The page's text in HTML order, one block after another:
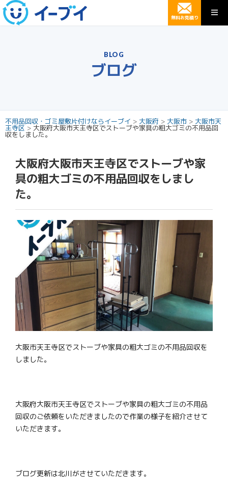
無料お見積り
BLOG
ブログ
不用品回収・ゴミ屋敷片付けならイーブイ > 大阪府 > 大阪市 > 大阪市天
王寺区 > 大阪府大阪市天王寺区でストーブや家具の粗大ゴミの不用品回
収をしました。
大阪府大阪市天王寺区でストーブや家
具の粗大ゴミの不用品回収をしまし
た。
大阪市天王寺区でストーブや家具の粗大ゴミの不用品回収を
しました。
大阪府大阪市天王寺区でストーブや家具の粗大ゴミの不用品
回収のご依頼をいただきましたので作業の様子を紹介させて
いただきます。
ブログ更新は北川がさせていただきます。